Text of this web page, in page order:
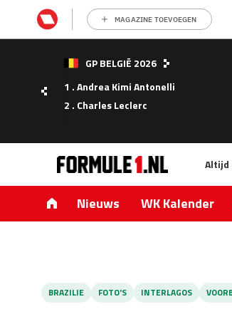
MAGAZINE TOEVOEGEN
GP BELGIË 2026
1 . Andrea Kimi Antonelli
2 . Charles Leclerc
Altijd
Nieuws WK Kalender
BRAZILIE FOTO'S INTERLAGOS